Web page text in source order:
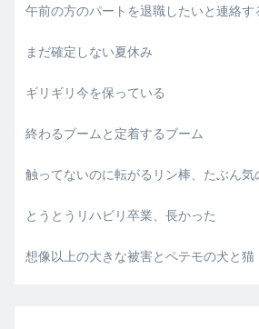
午前の方のパートを退職したいと連絡す
まだ確定しない夏休み
ギリギリ今を保っている
終わるブームと定着するブーム
触ってないのに転がるリン棒、たぶん気
とうとうリハビリ卒業、長かった
想像以上の大きな被害とペテモの犬と猫